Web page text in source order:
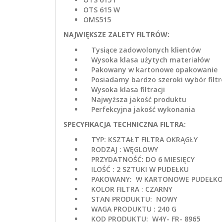
OTS 615 W
OMS515
NAJWIĘKSZE ZALETY FILTRÓW:
Tysiące zadowolonych klientów
Wysoka klasa użytych materiałów
Pakowany w kartonowe opakowanie
Posiadamy bardzo szeroki wybór
Wysoka klasa filtracji
Najwyższa jakość produktu
Perfekcyjna jakość wykonania
SPECYFIKACJA TECHNICZNA FILTRA:
TYP: KSZTAŁT FILTRA OKRĄGŁY
RODZAJ : WĘGLOWY
PRZYDATNOŚĆ: DO 6 MIESIĘCY
ILOŚĆ : 2 SZTUKI W PUDEŁKU
PAKOWANY: W KARTONOWE PUDEŁKO
KOLOR FILTRA : CZARNY
STAN PRODUKTU: NOWY
WAGA PRODUKTU : 240 G
KOD PRODUKTU: W4Y- FR- 8965